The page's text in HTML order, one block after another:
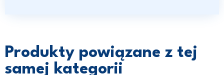
Produkty powiązane z tej
samej kategorii